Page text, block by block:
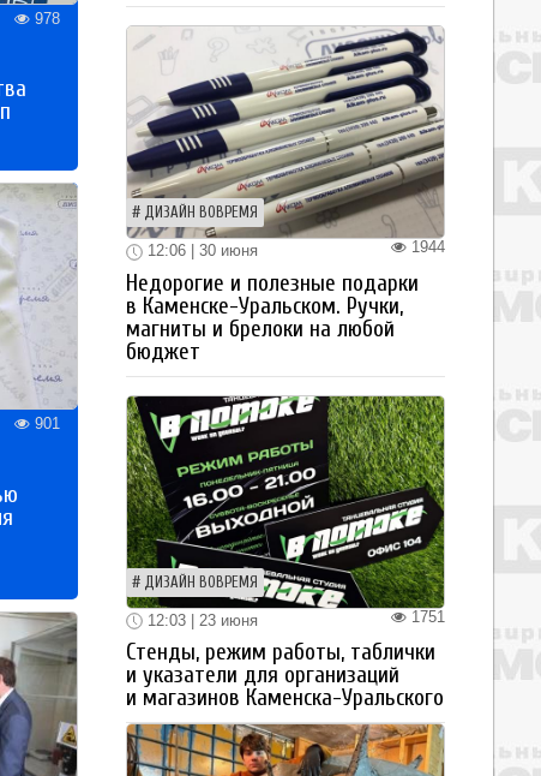
978
901
ДИЗАЙН ВОВРЕМЯ
1944
12:06 | 30 июня
Недорогие и полезные подарки
в Каменске-Уральском. Ручки,
магниты и брелоки на любой
бюджет
ДИЗАЙН ВОВРЕМЯ
1751
12:03 | 23 июня
Стенды, режим работы, таблички
и указатели для организаций
и магазинов Каменска-Уральского